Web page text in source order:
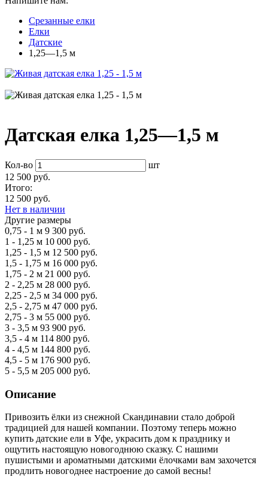
Срезанные елки
Елки
Датские
1,25—1,5 м
Датская елка 1,25—1,5 м
Кол-во
шт
12 500 руб.
Итого:
12 500 руб.
Нет в наличии
Другие размеры
0,75 - 1 м 9 300 руб.
1 - 1,25 м 10 000 руб.
1,25 - 1,5 м 12 500 руб.
1,5 - 1,75 м 16 000 руб.
1,75 - 2 м 21 000 руб.
2 - 2,25 м 28 000 руб.
2,25 - 2,5 м 34 000 руб.
2,5 - 2,75 м 47 000 руб.
2,75 - 3 м 55 000 руб.
3 - 3,5 м 93 900 руб.
3,5 - 4 м 114 800 руб.
4 - 4,5 м 144 800 руб.
4,5 - 5 м 176 900 руб.
5 - 5,5 м 205 000 руб.
Описание
Привозить ёлки из снежной Скандинавии стало доброй
традицией для нашей компании. Поэтому теперь можно
купить датские ели в Уфе, украсить дом к празднику и
ощутить настоящую новогоднюю сказку. С нашими
пушистыми и ароматными датскими ёлочками вам захочется
продлить новогоднее настроение до самой весны!